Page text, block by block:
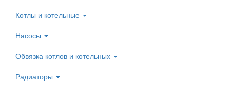
Котлы и котельные
Насосы
Обвязка котлов и котельных
Радиаторы